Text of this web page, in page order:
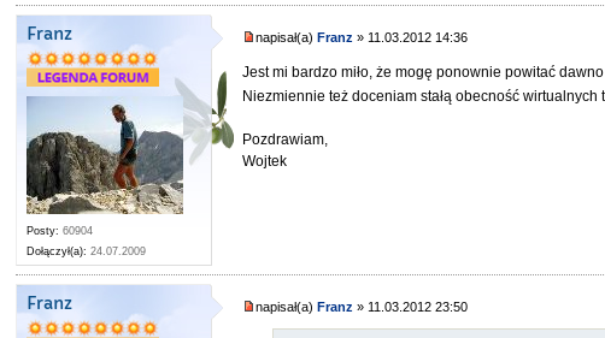
Franz
Posty: 60904
Dołączył(a): 24.07.2009
napisał(a) Franz » 11.03.2012 14:36
Jest mi bardzo miło, że mogę ponownie powitać
Niezmiennie też doceniam stałą obecność
Pozdrawiam,
Wojtek
Franz napisał(a) Franz » 11.03.2012 23:50